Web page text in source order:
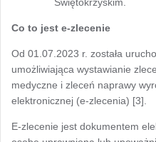
Co to jest e-zlecenie
Od 01.07.2023 r. została
umożliwiająca wystawianie
medyczne i zleceń naprawy
elektronicznej (e-zlecenia) [3].
E-zlecenie jest dokumentem